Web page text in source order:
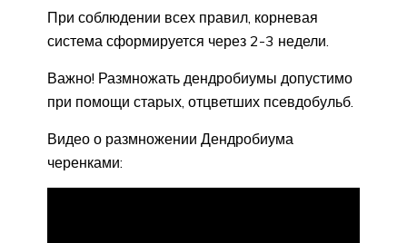
При соблюдении всех правил, корневая
система сформируется через 2-3 недели.
Важно! Размножать дендробиумы допустимо
при помощи старых, отцветших псевдобульб.
Видео о размножении Дендробиума
черенками: